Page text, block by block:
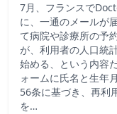
7月、フランスで
に、一通のメールが
て病院や診療所の予
が、利用者の人口統
始める、という内容
ォームに氏名と生年
56条に基づき、再利
を…